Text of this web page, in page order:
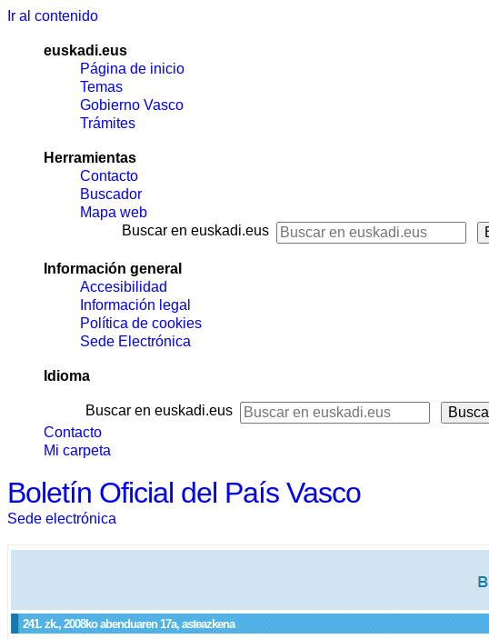
Ir al contenido
euskadi.eus
Página de inicio
Temas
Gobierno Vasco
Trámites
Herramientas
Contacto
Buscador
Mapa web
Buscar en euskadi.eus
Información general
Accesibilidad
Información legal
Política de cookies
Sede Electrónica
Idioma
Buscar en euskadi.eus
Contacto
Mi carpeta
Boletín Oficial del País Vasco
Sede electrónica
241. zk., 2008ko abenduaren 17a, asteazkena